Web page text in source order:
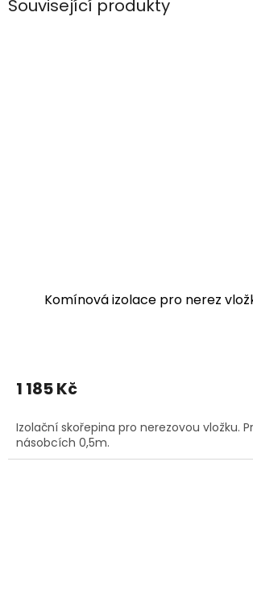
Související produkty
Komínová izolace pro nerez
1 185 Kč
Izolační skořepina pro nerezovou vložku.
násobcích 0,5m.